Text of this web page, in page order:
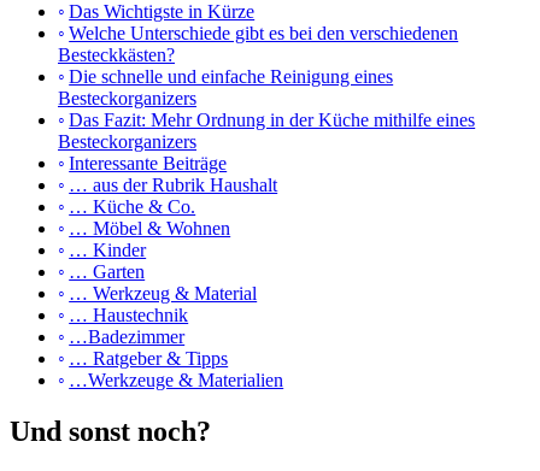
Das Wichtigste in Kürze
Welche Unterschiede gibt es bei den verschiedenen
Besteckkästen?
Die schnelle und einfache Reinigung eines
Besteckorganizers
Das Fazit: Mehr Ordnung in der Küche mithilfe eines
Besteckorganizers
Interessante Beiträge
… aus der Rubrik Haushalt
… Küche & Co.
… Möbel & Wohnen
… Kinder
… Garten
… Werkzeug & Material
… Haustechnik
…Badezimmer
… Ratgeber & Tipps
…Werkzeuge & Materialien
Und sonst noch?